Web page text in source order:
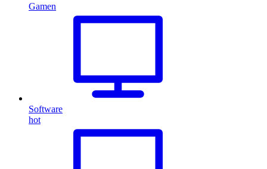
Gamen
Software
hot